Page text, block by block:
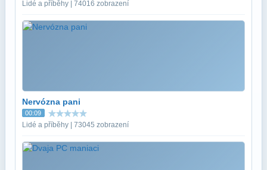
Lidé a příběhy | 74016 zobrazení
Nervózna pani
00:09
Lidé a příběhy | 73045 zobrazení